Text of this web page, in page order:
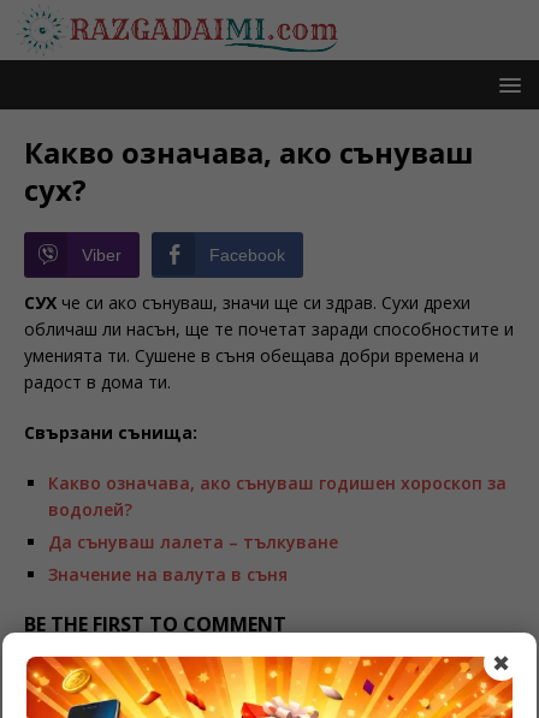
✖
Какво означава, ако сънуваш
сух?
Viber Facebook
СУХ че си ако сънуваш, значи ще си здрав. Сухи дрехи
обличаш ли насън, ще те почетат заради способностите и
уменията ти. Сушене в съня обещава добри времена и
радост в дома ти.
Свързани сънища:
Какво означава, ако сънуваш годишен хороскоп за
водолей?
Да сънуваш лалета – тълкуване
Значение на валута в съня
BE THE FIRST TO COMMENT
Leave a Reply